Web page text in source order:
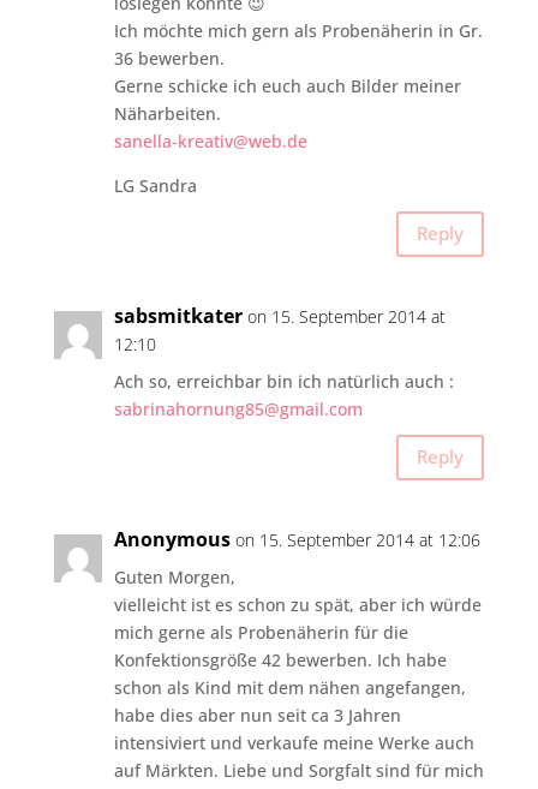
Ich möchte mich gern als Probenäherin in Gr.
36 bewerben.
Gerne schicke ich euch auch Bilder meiner
Näharbeiten.
sanella-kreativ@web.de
LG Sandra
Reply
sabsmitkater on 15. September 2014 at
12:10
Ach so, erreichbar bin ich natürlich auch :
sabrinahornung85@gmail.com
Reply
Anonymous on 15. September 2014 at 12:06
Guten Morgen,
vielleicht ist es schon zu spät, aber ich würde
mich gerne als Probenäherin für die
Konfektionsgröße 42 bewerben. Ich habe
schon als Kind mit dem nähen angefangen,
habe dies aber nun seit ca 3 Jahren
intensiviert und verkaufe meine Werke auch
auf Märkten. Liebe und Sorgfalt sind für mich